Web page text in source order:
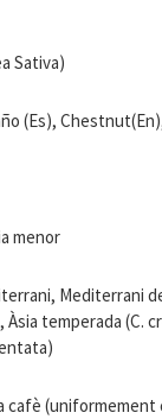
Sativa)
(Es),
menor
Mediterrani
temperada (C.
cafè (uniformement